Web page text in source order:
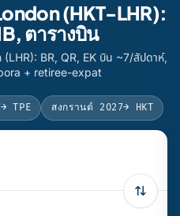
(HKT-LHR):
ตารางบิน
BR, QR, EK บิน ~7/สัปดาห์,
+ retiree-expat
→ TPE สงกรานต์ 2027→ HKT